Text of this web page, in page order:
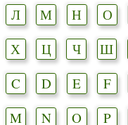
Л
М Н О
Х
Ц Ч Ш
C
D E F
M
N O P